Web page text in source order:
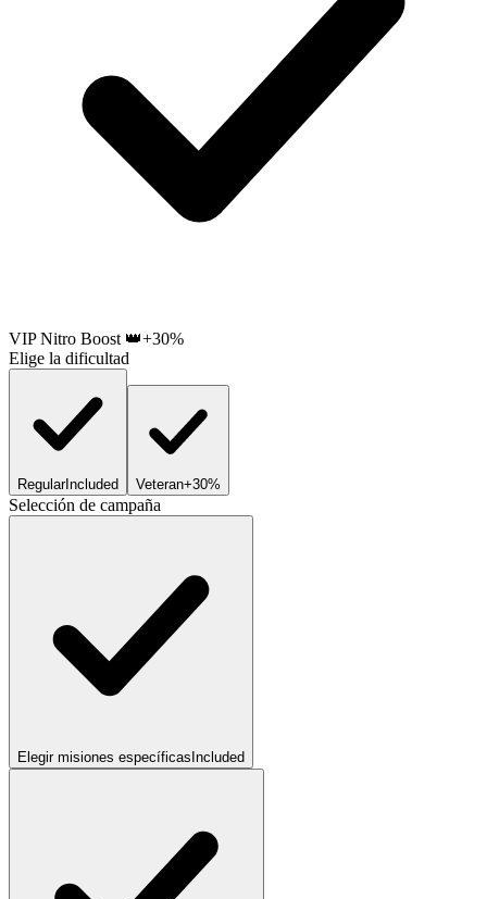
VIP Nitro Boost 👑+30%
Elige la dificultad
RegularIncluded Veteran+30%
Selección de campaña
Elegir misiones específicas Included